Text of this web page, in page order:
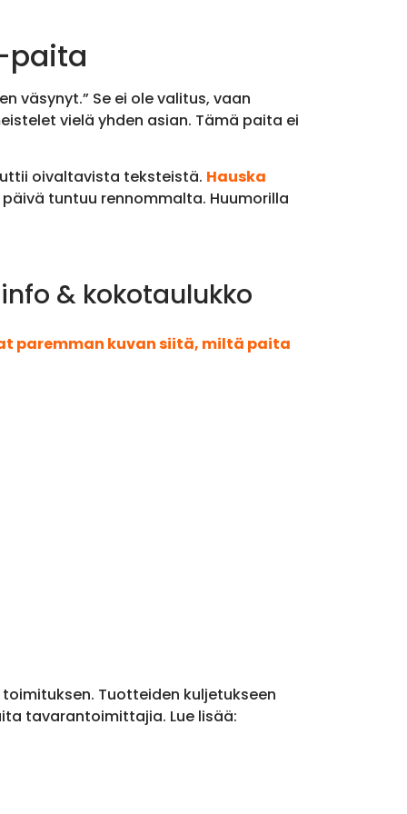
paita
väsynyt.” Se ei ole valitus, vaan
vielä yhden asian. Tämä paita ei
oivaltavista teksteistä. Hauska
tuntuu rennommalta. Huumorilla
& kokotaulukko
paremman kuvan siitä, miltä paita
Tuotteiden kuljetukseen
tavarantoimittajia. Lue lisää: